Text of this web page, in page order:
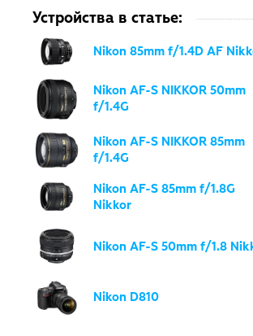
фотографии. Сфера
портретная фотография.
Устройства в статье:
Nikon 85mm f/1.4D AF
Nikon AF-S NIKKOR 50mm
f/1.4G
Nikon AF-S NIKKOR 85mm
f/1.4G
Nikon AF-S 85mm f/1.8G
Nikkor
Nikon AF-S 50mm f/1.8
Nikon D810